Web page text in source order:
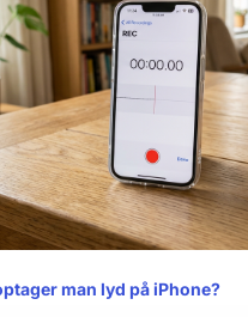
man lyd på iPhone?